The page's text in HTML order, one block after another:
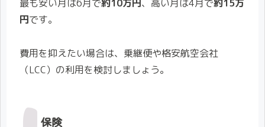
最も安い月は6月で約10万円、高い月は4月で約15万
円です。
費用を抑えたい場合は、乗継便や格安航空会社
（LCC）の利用を検討しましょう。
保険